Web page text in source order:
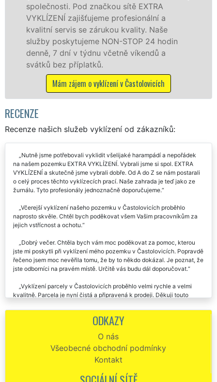
Pod značkou sítě EXTRA
zajišťujeme profesionální a
se zárukou kvality. Naše
NON-STOP 24 hodin
v týdnu včetně víkendů a
příplatků.
zájem o vyklízení v Častolovicích
osobám se
práce, a to
RECENZE
Recenze našich služeb vyklízení od zákazníků:
Nutně jsme potřebovali vyklidit všelijaké harampádí a nepořádek
na našem pozemku EXTRA VYKLÍZENÍ. Vybrali jsme si spol. EXTRA
VYKLÍZENÍ a skutečně jsme vybrali dobře. Od A do Z se nám postarali
o celý proces těchto vyklízecích prací. Naše zahrada je teď jako ze
žurnálu. Tyto profesionály jednoznačně doporučujeme.
Včerejší vyklízení našeho pozemku v Častolovicích proběhlo
naprosto skvěle. Chtěl bych poděkovat všem Vašim pracovníkům za
jejich vstřícnost a ochotu.
Dobrý večer. Chtěla bych vám moc poděkovat za pomoc, kterou
jste mi poskytli při vyklízení mého pozemku v Častolovicích. Popravdě
řečeno jsem moc nevěřila tomu, že by to někdo dokázal. Je poznat, že
jste odborníci na pravém místě. Určitě vás budu dál doporučovat.
Vyklízení parcely v Častolovicích proběhlo velmi rychle a velmi
kvalitně. Parcela je nyní čistá a připravená k prodeji. Děkuji touto
V neděli jste mi pomáhali vyklidit zahradu v Častolovicích. Že to
cena za celé vyklízení pro mě byla velmi příjemná. Pokud budu ještě
někdy potřebovat, určitě si vyber zase vás.
Děkuju za včerejší vyklizení stavebního pozemku v Častolovicích.
Vše proběhlo velmi rychle a kvalitně. Cena naprosto luxusní. Děkuji a
ODKAZY
O nás
Všeobecné obchodní podmínky
Kontakt